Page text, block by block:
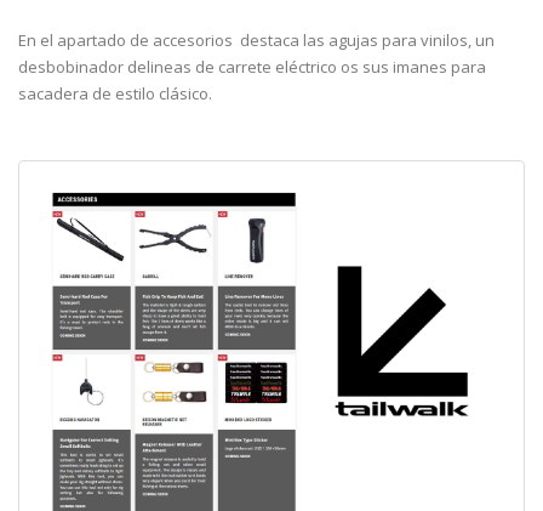
En el apartado de accesorios destaca las agujas para vinilos, un
desbobinador delineas de carrete eléctrico os sus imanes para
sacadera de estilo clásico.